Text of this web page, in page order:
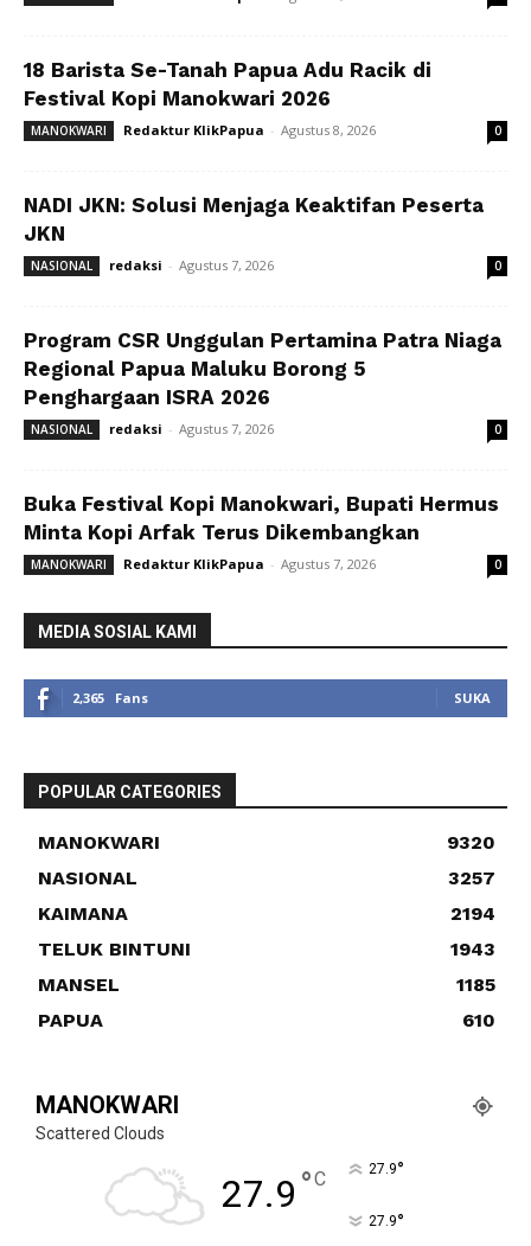
18 Barista Se-Tanah Papua Adu Racik di
Festival Kopi Manokwari 2026
MANOKWARI Redaktur KlikPapua - Agustus 8, 2026 0
NADI JKN: Solusi Menjaga Keaktifan Peserta
JKN
NASIONAL redaksi - Agustus 7, 2026 0
Program CSR Unggulan Pertamina Patra Niaga
Regional Papua Maluku Borong 5
Penghargaan ISRA 2026
NASIONAL redaksi - Agustus 7, 2026 0
Buka Festival Kopi Manokwari, Bupati Hermus
Minta Kopi Arfak Terus Dikembangkan
MANOKWARI Redaktur KlikPapua - Agustus 7, 2026 0
MEDIA SOSIAL KAMI
2,365 Fans SUKA
POPULAR CATEGORIES
MANOKWARI
9320
NASIONAL
3257
KAIMANA
2194
TELUK BINTUNI
1943
MANSEL
1185
PAPUA
610
MANOKWARI
Scattered Clouds
27.9 °C 27.9°
27.9°